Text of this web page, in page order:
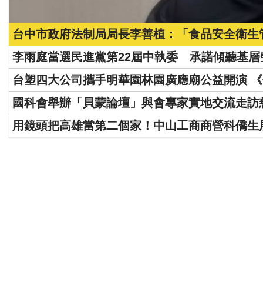
台中市政府法制局局長李善植：「食品安全衛
李雨庭當選民進黨第22屆中執委 承諾傾聽基
台塑四大公司攜手明華園林園廣應廟公益開演
國科會舉辦「貝蒙論壇」與會專家實地交流走
用鏡頭把高雄當第二個家！中山工商商營科僑